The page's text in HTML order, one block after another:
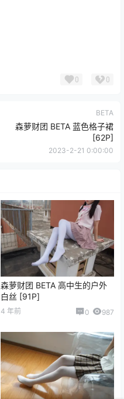
0 0
BETA
森萝财团 BETA 蓝色格子裙
[62P]
2023-2-21 0:00:00
森萝财团 BETA 高中生的户外
白丝 [91P]
4 年前 0 987